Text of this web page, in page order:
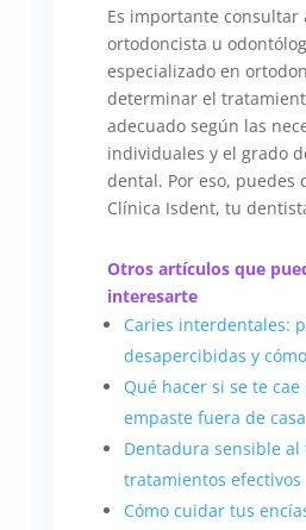
Es importante consultar
ortodoncista u
especializado en
determinar el
adecuado según las
individuales y el grado
dental. Por eso, puedes
Clínica Isdent, tu
Otros artículos que
interesarte
Caries interdentales:
desapercibidas y
Qué hacer si se te
empaste fuera de casa
Dentadura sensible al
tratamientos efectivos
Cómo cuidar tus